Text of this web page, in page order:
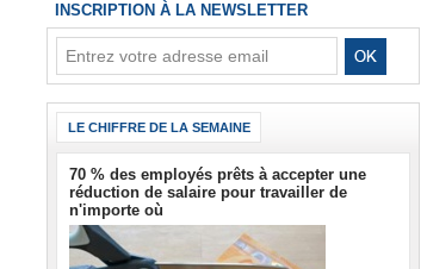
INSCRIPTION À LA NEWSLETTER
LE CHIFFRE DE LA SEMAINE
70 % des employés prêts à accepter une
réduction de salaire pour travailler de
n'importe où